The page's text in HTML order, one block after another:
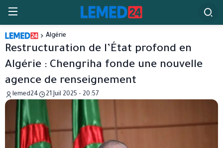
Algérie
Restructuration de l’État profond en
Algérie : Chengriha fonde une nouvelle
agence de renseignement
lemed24 21 Juil 2025 - 20:57